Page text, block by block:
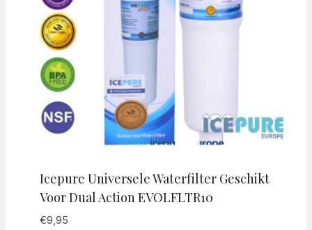
Icepure Universele Waterfilter Geschikt
Voor Dual Action EVOLFLTR10
€9,95